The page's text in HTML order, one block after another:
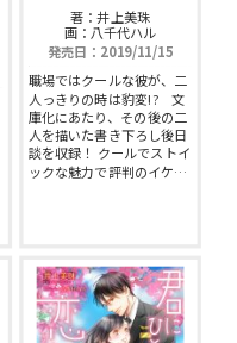
著：井上美珠
画：八千代ハル
発売日：2019/11/15
職場ではクールな彼が、二
人っきりの時は豹変!? 文
庫化にあたり、その後の二
人を描いた書き下ろし後日
談を収録！ クールでストイ
ックな魅力で評判のイケ…